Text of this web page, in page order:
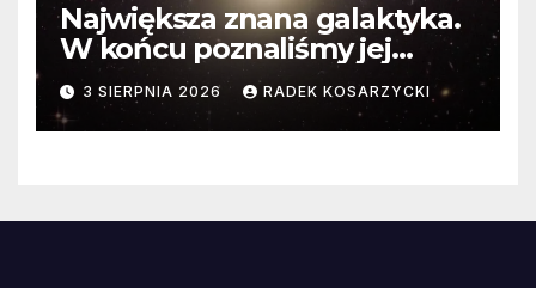
Największa znana galaktyka.
W końcu poznaliśmy jej
faktyczne wymiary
3 SIERPNIA 2026 RADEK KOSARZYCKI